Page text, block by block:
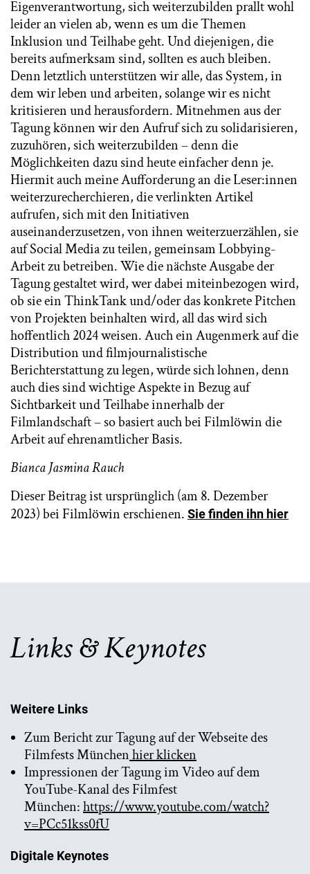
Eigenverantwortung, sich weiterzubilden prallt wohl
leider an vielen ab, wenn es um die Themen
Inklusion und Teilhabe geht. Und diejenigen, die
bereits aufmerksam sind, sollten es auch bleiben.
Denn letztlich unterstützen wir alle, das System, in
dem wir leben und arbeiten, solange wir es nicht
kritisieren und herausfordern. Mitnehmen aus der
Tagung können wir den Aufruf sich zu solidarisieren,
zuzuhören, sich weiterzubilden – denn die
Möglichkeiten dazu sind heute einfacher denn je.
Hiermit auch meine Aufforderung an die Leser:innen
weiterzurecherchieren, die verlinkten Artikel
aufrufen, sich mit den Initiativen
auseinanderzusetzen, von ihnen weiterzuerzählen, sie
auf Social Media zu teilen, gemeinsam Lobbying-
Arbeit zu betreiben. Wie die nächste Ausgabe der
Tagung gestaltet wird, wer dabei miteinbezogen wird,
ob sie ein ThinkTank und/oder das konkrete Pitchen
von Projekten beinhalten wird, all das wird sich
hoffentlich 2024 weisen. Auch ein Augenmerk auf die
Distribution und filmjournalistische
Berichterstattung zu legen, würde sich lohnen, denn
auch dies sind wichtige Aspekte in Bezug auf
Sichtbarkeit und Teilhabe innerhalb der
Filmlandschaft – so basiert auch bei Filmlöwin die
Arbeit auf ehrenamtlicher Basis.
Bianca Jasmina Rauch
Dieser Beitrag ist ursprünglich (am 8. Dezember
2023) bei Filmlöwin erschienen. Sie finden ihn hier
Links & Keynotes
Weitere Links
Zum Bericht zur Tagung auf der Webseite des
Filmfests Münchenhier klicken
Impressionen der Tagung im Video auf dem
YouTube-Kanal des Filmfest
München:https://www.youtube.com/watch?
v=PCc51kss0fU
Digitale Keynotes